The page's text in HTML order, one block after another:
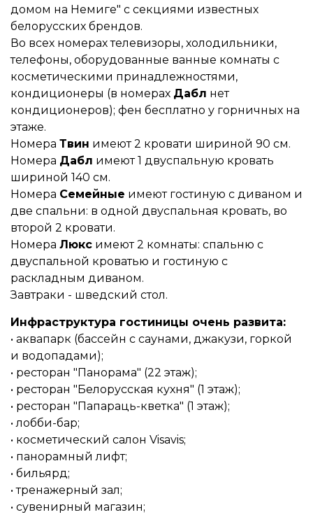
домом на Немиге" с секциями известных
белорусских брендов.
Во всех номерах телевизоры, холодильники,
телефоны, оборудованные ванные комнаты с
косметическими принадлежностями,
кондиционеры (в номерах Дабл нет
кондиционеров); фен бесплатно у горничных на
этаже.
Номера Твин имеют 2 кровати шириной 90 см.
Номера Дабл имеют 1 двуспальную кровать
шириной 140 см.
Номера Семейные имеют гостиную с диваном и
две спальни: в одной двуспальная кровать, во
второй 2 кровати.
Номера Люкс имеют 2 комнаты: спальню с
двуспальной кроватью и гостиную с
раскладным диваном.
Завтраки - шведский стол.
Инфраструктура гостиницы очень развита:
• аквапарк (бассейн с саунами, джакузи, горкой
и водопадами);
• ресторан "Панорама" (22 этаж);
• ресторан "Белорусская кухня" (1 этаж);
• ресторан "Папараць-кветка" (1 этаж);
• лобби-бар;
• косметический салон Visavis;
• панорамный лифт;
• бильярд;
• тренажерный зал;
• сувенирный магазин;